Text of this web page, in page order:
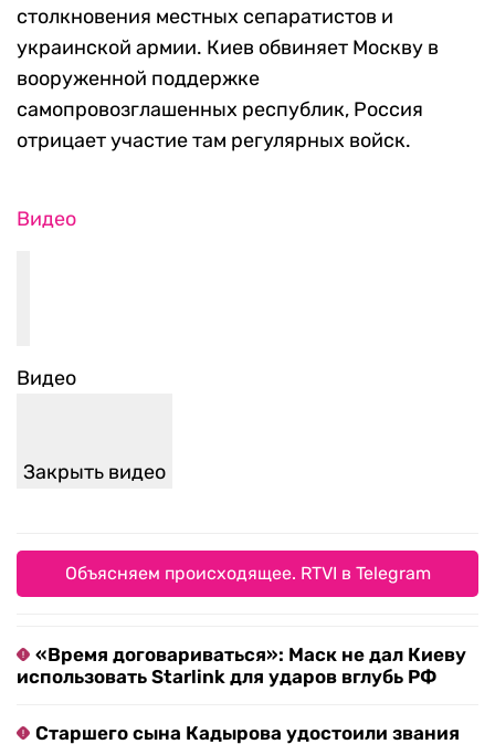
столкновения местных сепаратистов и
украинской армии. Киев обвиняет Москву в
вооруженной поддержке
самопровозглашенных республик, Россия
отрицает участие там регулярных войск.
Видео
Видео
Закрыть видео
Объясняем происходящее. RTVI в Telegram
«Время договариваться»: Маск не дал Киеву
использовать Starlink для ударов вглубь РФ
Старшего сына Кадырова удостоили звания